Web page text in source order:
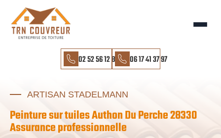
02 52 56 12 85 06 17 41 37 97
ARTISAN STADELMANN
Peinture sur tuiles Authon Du Perche 28330
Assurance professionnelle